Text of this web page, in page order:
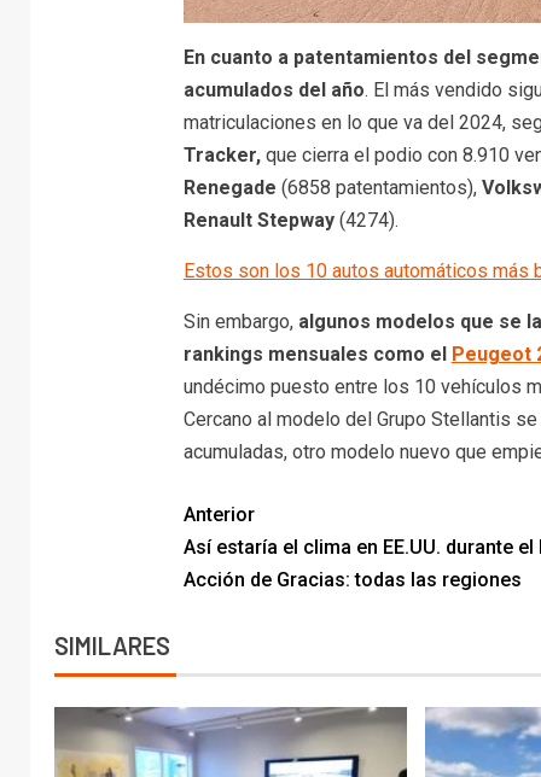
En cuanto a patentamientos del
acumulados del año. El más vendido
matriculaciones en lo que va del 2024,
Tracker, que cierra el podio con 8.910
Renegade (6858 patentamientos),
Renault Stepway(4274).
Estos son los 10 autos automáticos más
Sin embargo, algunos modelos que se
rankings mensuales como el
Peugeot
undécimo puesto entre los 10 vehículos
Cercano al modelo del Grupo Stellantis se
acumuladas, otro modelo nuevo que
Anterior
Así estaría el clima en EE.UU. durante el
Acción de Gracias: todas las regiones
SIMILARES